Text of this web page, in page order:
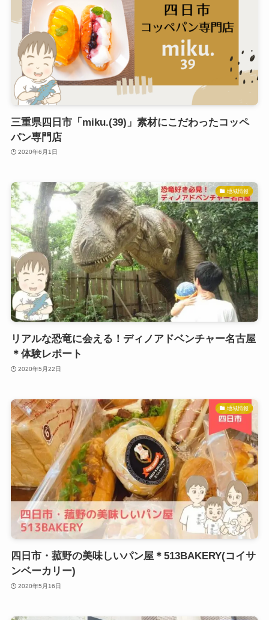
三重県四日市「miku.(39)」素材にこだわったコッペ
パン専門店
2020年6月1日
地域情報
リアルな恐竜に会える！ディノアドベンチャー名古屋
＊体験レポート
2020年5月22日
地域情報
四日市・菰野の美味しいパン屋＊513BAKERY(コイサ
ンベーカリー)
2020年5月16日